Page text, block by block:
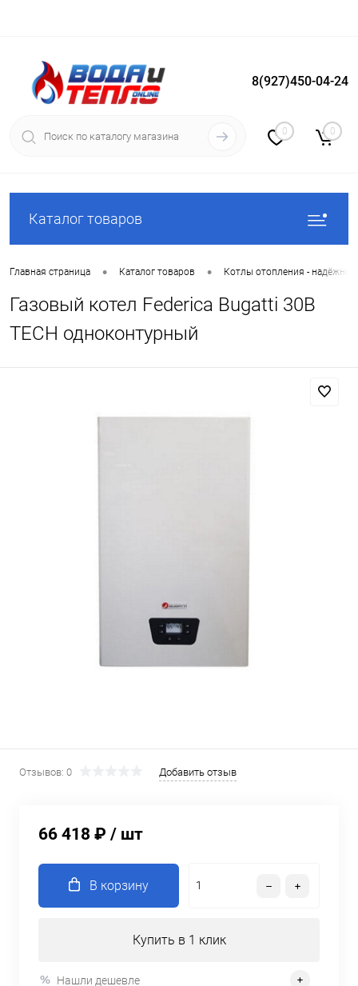
Вход Регистрация
8(927)450-04-24
0 0
Каталог товаров
Главная страница • Каталог товаров • Котлы отопления -
Газовый котел Federica Bugatti 30B
TECH одноконтурный
Отзывов: 0 Добавить отзыв
66 418 ₽ / шт
В корзину
Купить в 1 клик
Нашли дешевле